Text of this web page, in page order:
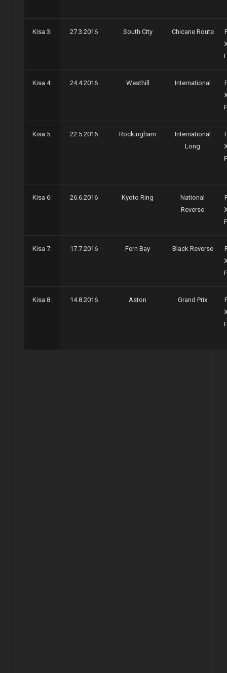
Kisa 3: 27.3.2016 South City Chicane Route
Kisa 4: 24.4.2016 Westhill International
Kisa 5: 22.5.2016 Rockingham
International
Long
Kisa 6: 26.6.2016 Kyoto Ring
National
Reverse
Kisa 7: 17.7.2016 Fern Bay Black Reverse
Kisa 8: 14.8.2016 Aston Grand Prix